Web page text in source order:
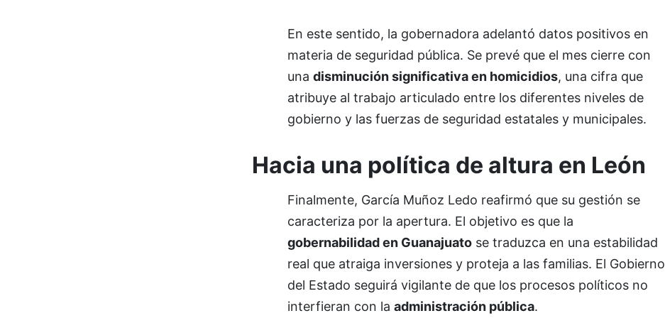
En este sentido, la gobernadora adelantó datos positivos en
materia de seguridad pública. Se prevé que el mes cierre con
una disminución significativa en homicidios, una cifra que
atribuye al trabajo articulado entre los diferentes niveles de
gobierno y las fuerzas de seguridad estatales y municipales.
Hacia una política de altura en León
Finalmente, García Muñoz Ledo reafirmó que su gestión se
caracteriza por la apertura. El objetivo es que la
gobernabilidad en Guanajuatose traduzca en una estabilidad
real que atraiga inversiones y proteja a las familias. El Gobierno
del Estado seguirá vigilante de que los procesos políticos no
interfieran con la administración pública.